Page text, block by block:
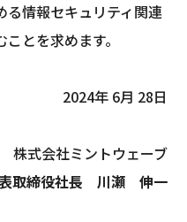
る情報セキュリティ関連
とを求めます。
2024年 6月 28日
株式会社ミントウェーブ
取締役社長　川瀬　伸一